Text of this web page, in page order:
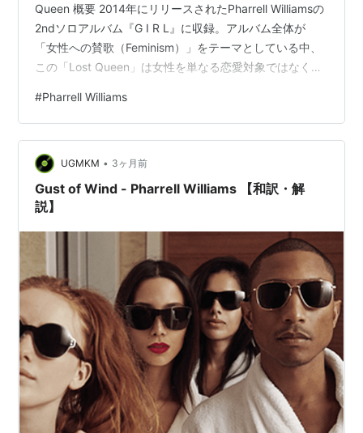
Queen 概要 2014年にリリースされたPharrell Williamsの
2ndソロアルバム『G I R L』に収録。アルバム全体が
「女性への賛歌（Feminism）」をテーマとしている中、
この「Lost Queen」は女性を単なる恋愛対象ではなく
（Serve）するという究極のロマンティシズムを表現した
楽曲である。南アフリカのパーカッションやアフリカ
ン・チャントを取り入れたオーガニックなビートは、人
類の起源や古代の王…
#Pharrell Williams
UGMKM • 3ヶ月前
Gust of Wind - Pharrell Williams 【和訳・解
説】